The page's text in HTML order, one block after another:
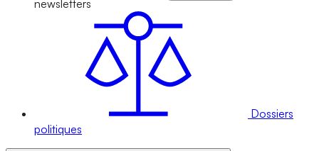
newsletters
Dossiers
politiques